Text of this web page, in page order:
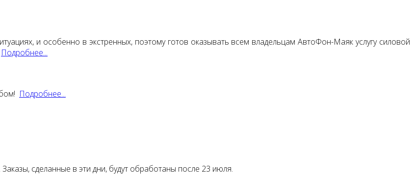
и особенно в экстренных, поэтому готов оказывать всем владельцам АвтоФон-Маяк услугу силовой
Подробнее...
Подробнее...
сделанные в эти дни, будут обработаны после 23 июля.